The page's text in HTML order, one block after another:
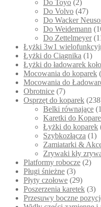
Do Toyo (2)
Do Volvo (47)
Do Wacker
Do Weidemann
Do Zettelmeyer
Łyżki 3w1
Łyżki do Ciągnika (1)
Łyżki do ładowarek
Mocowania do koparek
Mocowania do
Obrotnice (7)
Osprzęt do koparek
Belki równające
Karetki do
Łyżki do koparek
Szybkozłącza (1)
Zamiatarki &
Zrywaki kły
Platformy robocze (2)
Pługi śnieżne (3)
Płyty czołowe (29)
Poszerzenia karetek (3)
Przesuwy boczne